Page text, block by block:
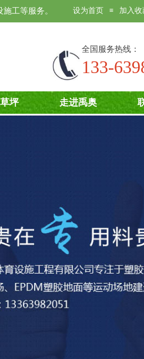
全国服务热线：
133-
设为首页 ≡ 加入收
工等服务。
坪 走进禹奥